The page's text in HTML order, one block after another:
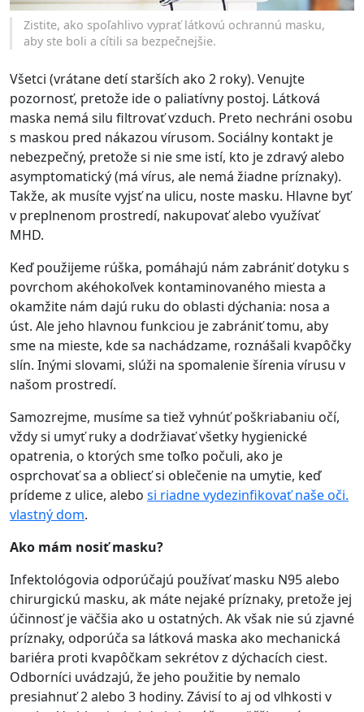
Zistite, ako spoľahlivo vyprať látkovú ochrannú masku,
aby ste boli a cítili sa bezpečnejšie.
Všetci (vrátane detí starších ako 2 roky). Venujte
pozornosť, pretože ide o paliatívny postoj. Látková
maska nemá silu filtrovať vzduch. Preto nechráni osobu
s maskou pred nákazou vírusom. Sociálny kontakt je
nebezpečný, pretože si nie sme istí, kto je zdravý alebo
asymptomatický (má vírus, ale nemá žiadne príznaky).
Takže, ak musíte vyjsť na ulicu, noste masku. Hlavne byť
v preplnenom prostredí, nakupovať alebo využívať
MHD.
Keď použijeme rúška, pomáhajú nám zabrániť dotyku s
povrchom akéhokoľvek kontaminovaného miesta a
okamžite nám dajú ruku do oblasti dýchania: nosa a
úst. Ale jeho hlavnou funkciou je zabrániť tomu, aby
sme na mieste, kde sa nachádzame, roznášali kvapôčky
slín. Inými slovami, slúži na spomalenie šírenia vírusu v
našom prostredí.
Samozrejme, musíme sa tiež vyhnúť poškriabaniu očí,
vždy si umyť ruky a dodržiavať všetky hygienické
opatrenia, o ktorých sme toľko počuli, ako je
osprchovať sa a obliecť si oblečenie na umytie, keď
prídeme z ulice, alebo si riadne vydezinfikovať naše oči.
vlastný dom.
Ako mám nosiť masku?
Infektológovia odporúčajú používať masku N95 alebo
chirurgickú masku, ak máte nejaké príznaky, pretože jej
účinnosť je väčšia ako u ostatných. Ak však nie sú zjavné
príznaky, odporúča sa látková maska ako mechanická
bariéra proti kvapôčkam sekrétov z dýchacích ciest.
Odborníci uvádzajú, že jeho použitie by nemalo
presiahnuť 2 alebo 3 hodiny. Závisí to aj od vlhkosti v